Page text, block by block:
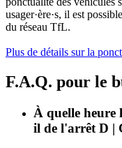
usager·ère·s, il est
du réseau TfL.
Plus de détails sur la
F.A.Q. pour le
À quelle
il de l'arrêt D |